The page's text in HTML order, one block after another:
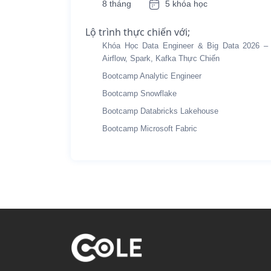
8 tháng 5 khóa học
Lộ trình thực chiến với;
Khóa Học Data Engineer & Big Data 2026 –
Airflow, Spark, Kafka Thực Chiến
Bootcamp Analytic Engineer
Bootcamp Snowflake
Bootcamp Databricks Lakehouse
Bootcamp Microsoft Fabric